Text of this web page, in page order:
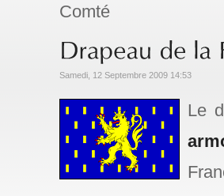
Comté
Samedi, 12 Septembre 2009 14:53
Le